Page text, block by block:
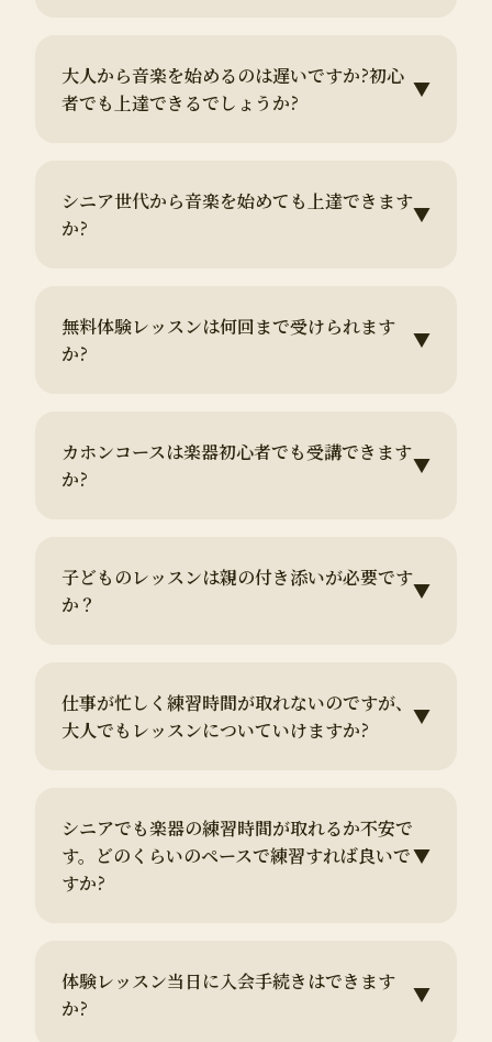
大人から音楽を始めるのは遅いですか?初心
者でも上達できるでしょうか?
▼
シニア世代から音楽を始めても上達できます
か?
▼
無料体験レッスンは何回まで受けられます
か?
▼
カホンコースは楽器初心者でも受講できます
か?
▼
子どものレッスンは親の付き添いが必要です
か？
▼
仕事が忙しく練習時間が取れないのですが、
大人でもレッスンについていけますか?
▼
シニアでも楽器の練習時間が取れるか不安で
す。どのくらいのペースで練習すれば良いで
すか?
▼
体験レッスン当日に入会手続きはできます
か?
▼